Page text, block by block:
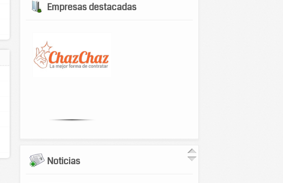
Empresas destacadas
Noticias